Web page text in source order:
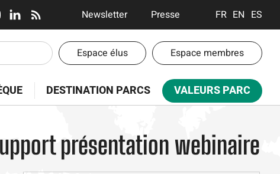
En-
tête
Communication
Newsletter Presse FRANÇAIS
ENGLISH
En-
tête
-
Espaces
Espace élus Espace membres
DESTINATION PARCS VALEURS PARC
présentation webinaire